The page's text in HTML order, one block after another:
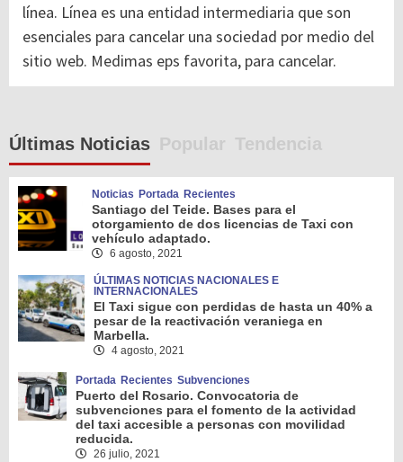
línea. Línea es una entidad intermediaria que son
esenciales para cancelar una sociedad por medio del
sitio web. Medimas eps favorita, para cancelar.
Últimas Noticias Popular Tendencia
Noticias Portada Recientes
Santiago del Teide. Bases para el
otorgamiento de dos licencias de Taxi con
vehículo adaptado.
6 agosto, 2021
ÚLTIMAS NOTICIAS NACIONALES E
INTERNACIONALES
El Taxi sigue con perdidas de hasta un 40% a
pesar de la reactivación veraniega en
Marbella.
4 agosto, 2021
Portada Recientes Subvenciones
Puerto del Rosario. Convocatoria de
subvenciones para el fomento de la actividad
del taxi accesible a personas con movilidad
reducida.
26 julio, 2021